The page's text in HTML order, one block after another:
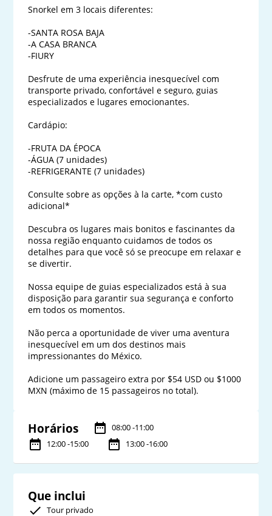
Snorkel em 3 locais diferentes:
-SANTA ROSA BAJA
-A CASA BRANCA
-FIURY
Desfrute de uma experiência inesquecível com
transporte privado, confortável e seguro, guias
especializados e lugares emocionantes.
Cardápio:
-FRUTA DA ÉPOCA
-ÁGUA (7 unidades)
-REFRIGERANTE (7 unidades)
Consulte sobre as opções à la carte, *com custo
adicional*
Descubra os lugares mais bonitos e fascinantes da
nossa região enquanto cuidamos de todos os
detalhes para que você só se preocupe em relaxar e
se divertir.
Nossa equipe de guias especializados está à sua
disposição para garantir sua segurança e conforto
em todos os momentos.
Não perca a oportunidade de viver uma aventura
inesquecível em um dos destinos mais
impressionantes do México.
Adicione um passageiro extra por $54 USD ou $1000
MXN (máximo de 15 passageiros no total).
Horários
08:00 -11:00
12:00 -15:00
13:00 -16:00
Que inclui
Tour privado